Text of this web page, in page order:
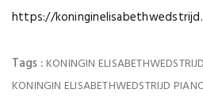
https://
Tags : KONINGIN ELISABETHWEDSTRIJD
KONINGIN ELISABETHWEDSTRIJD